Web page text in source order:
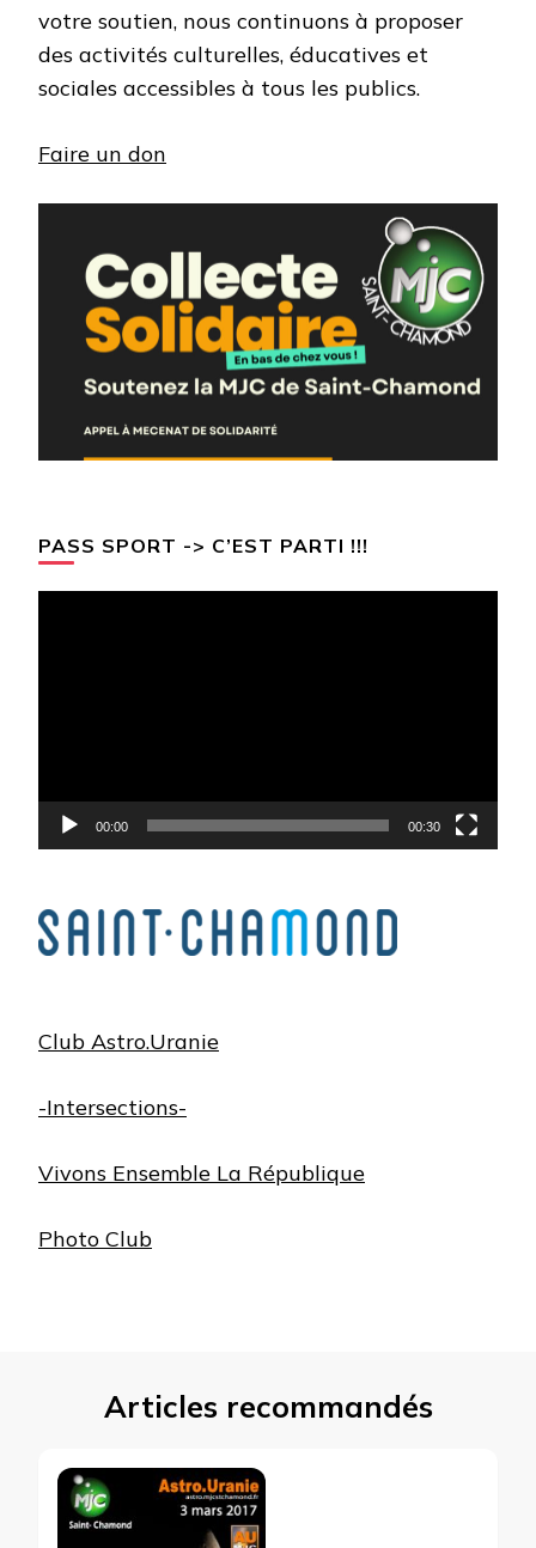
votre soutien, nous continuons à proposer
des activités culturelles, éducatives et
sociales accessibles à tous les publics.
Faire un don
PASS SPORT -> C’EST PARTI !!!
00:00 00:30
Club Astro.Uranie
-Intersections-
Vivons Ensemble La République
Photo Club
Articles recommandés